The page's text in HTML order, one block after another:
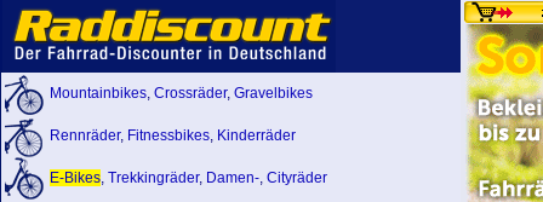
Mountainbikes, Crossräder, Gravelbikes
Rennräder, Fitnessbikes, Kinderräder
E-Bikes, Trekkingräder, Damen-, Cityräder